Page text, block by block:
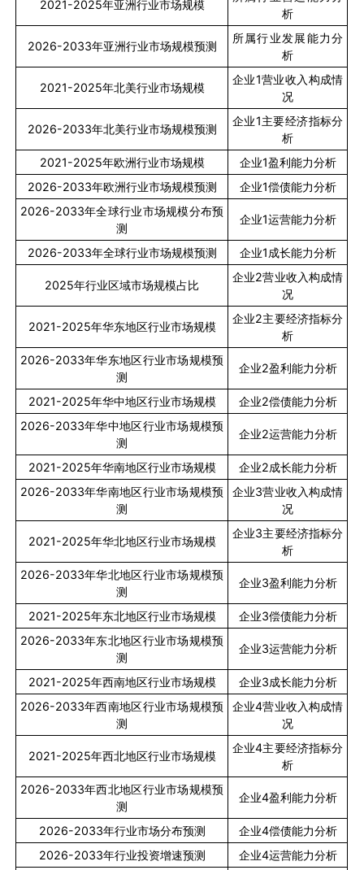
2021-2025年亚洲行业市场规模
析
2026-2033年亚洲行业市场规模预测
所属行业发展能力分
析
2021-2025年北美行业市场规模
企业1营业收入构成情
况
2026-2033年北美行业市场规模预测
企业1主要经济指标分
析
2021-2025年欧洲行业市场规模 企业1盈利能力分析
2026-2033年欧洲行业市场规模预测 企业1偿债能力分析
2026-2033年全球行业市场规模分布预
测
企业1运营能力分析
2026-2033年全球行业市场规模预测 企业1成长能力分析
2025年行业区域市场规模占比
企业2营业收入构成情
况
2021-2025年华东地区行业市场规模
企业2主要经济指标分
析
2026-2033年华东地区行业市场规模预
测
企业2盈利能力分析
2021-2025年华中地区行业市场规模 企业2偿债能力分析
2026-2033年华中地区行业市场规模预
测
企业2运营能力分析
2021-2025年华南地区行业市场规模 企业2成长能力分析
2026-2033年华南地区行业市场规模预
测
企业3营业收入构成情
况
2021-2025年华北地区行业市场规模
企业3主要经济指标分
析
2026-2033年华北地区行业市场规模预
测
企业3盈利能力分析
2021-2025年东北地区行业市场规模 企业3偿债能力分析
2026-2033年东北地区行业市场规模预
测
企业3运营能力分析
2021-2025年西南地区行业市场规模 企业3成长能力分析
2026-2033年西南地区行业市场规模预
测
企业4营业收入构成情
况
2021-2025年西北地区行业市场规模
企业4主要经济指标分
析
2026-2033年西北地区行业市场规模预
测
企业4盈利能力分析
2026-2033年行业市场分布预测 企业4偿债能力分析
2026-2033年行业投资增速预测 企业4运营能力分析